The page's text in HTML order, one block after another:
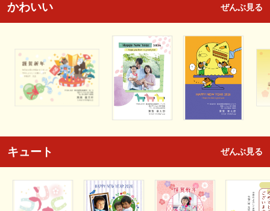
かわいい ぜんぶ見る
キュート ぜんぶ見る